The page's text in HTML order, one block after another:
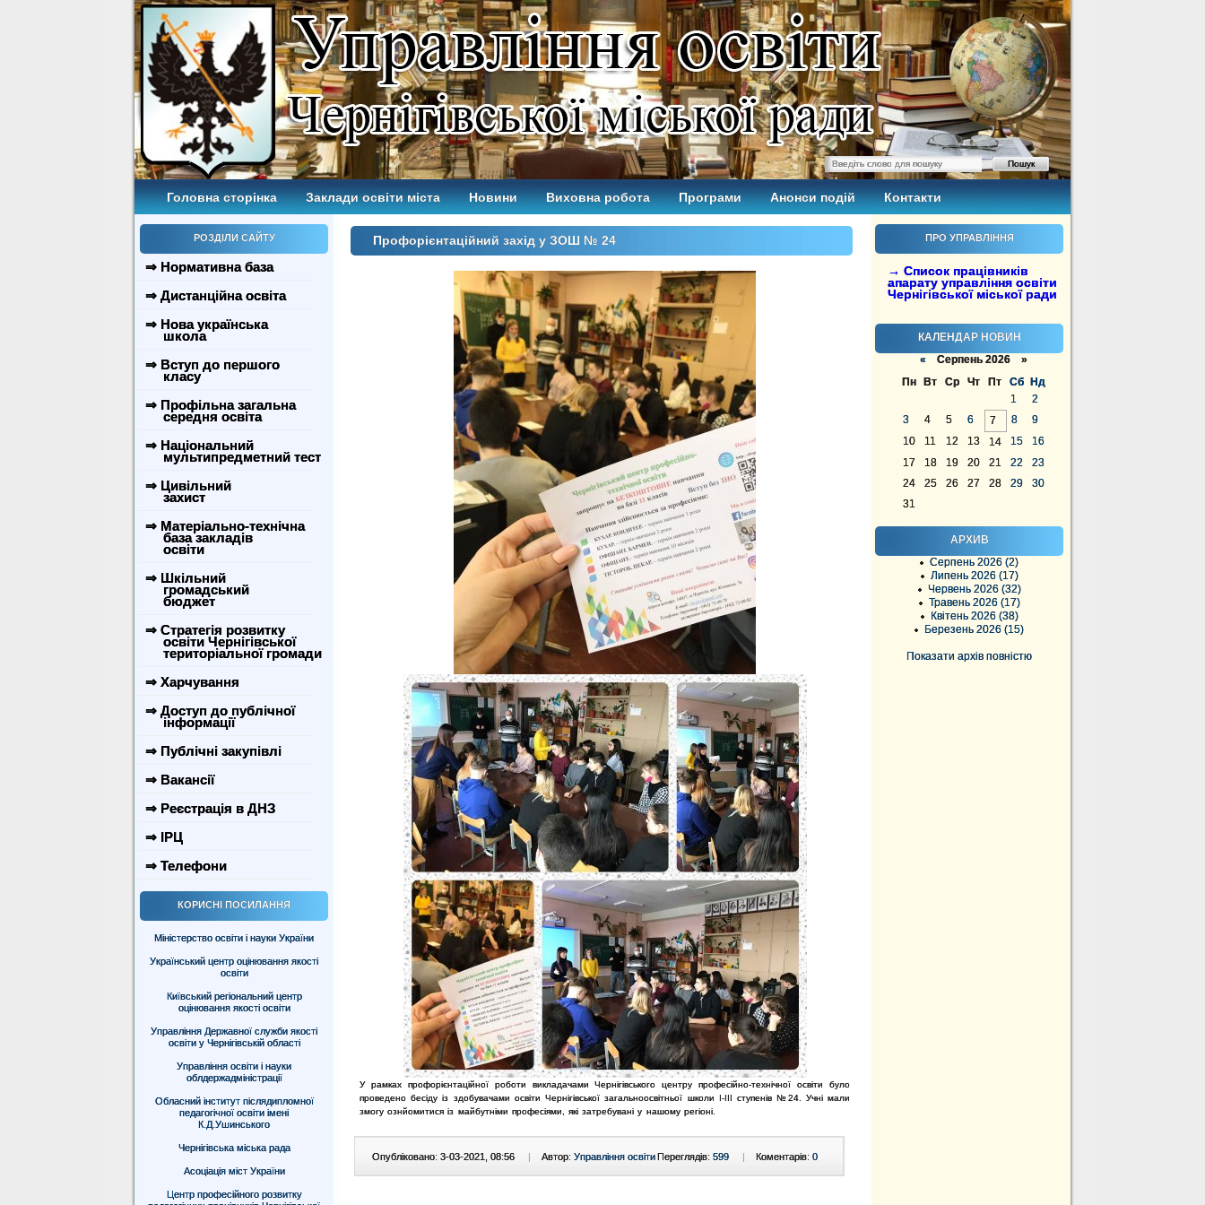
Головна сторінка Заклади освіти міста Новини Виховна робота Програми Анонси подій Контакти
РОЗДІЛИ САЙТУ
⇒ Нормативна база
⇒ Дистанційна освіта
⇒ Нова українська
школа
⇒ Вступ до першого
класу
⇒ Профільна загальна
середня освіта
⇒ Національний
мультипредметний тест
⇒ Цивільний
захист
⇒ Матеріально-технічна
база закладів
освіти
⇒ Шкільний
громадський
бюджет
⇒ Стратегія розвитку
освіти Чернігівської
територіальної громади
⇒ Харчування
⇒ Доступ до публічної
інформації
⇒ Публічні закупівлі
⇒ Вакансії
⇒ Реєстрація в ДНЗ
⇒ ІРЦ
⇒ Телефони
КОРИСНІ ПОСИЛАННЯ
Міністерство освіти і науки України
Український центр оцінювання якості
освіти
Київський регіональний центр
оцінювання якості освіти
Управління Державної служби якості
освіти у Чернігівській області
Управління освіти і науки
облдержадміністрації
Обласний інститут післядипломної
педагогічної освіти імені
К.Д.Ушинського
Чернігівська міська рада
Асоціація міст України
Центр професійного розвитку
ПРО УПРАВЛІННЯ
→ Список працівників
апарату управління освіти
Чернігівської міської ради
КАЛЕНДАР НОВИН
« Серпень 2026 »
Пн
Вт Ср Чт Пт Сб
Нд
1
2
3
4 5 6 7 8
9
10
11 12 13 14 15
16
17
18 19 20 21 22
23
24
25 26 27 28 29
30
31
АРХИВ
Серпень 2026 (2)
Липень 2026 (17)
Червень 2026 (32)
Травень 2026 (17)
Квітень 2026 (38)
Березень 2026 (15)
Показати архів повністю
Профорієнтаційний захід у ЗОШ № 24
У рамках профорієнтаційної роботи викладачами Чернігівського центру професійно-технічної освіти було
проведено бесіду із здобувачами освіти Чернігівської загальноосвітньої школи І-ІІІ ступенів №24. Учні мали
змогу ознйомитися із майбутніми професіями, які затребувані у нашому регіоні.
Опубліковано: 3-03-2021, 08:56 | Автор: Управління освіти Коментарів: 0
Переглядів: 599 |